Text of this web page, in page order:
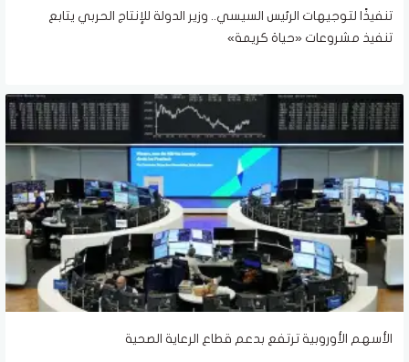
تنفيذًا لتوجيهات الرئيس السيسي.. وزير الدولة للإنتاج الحربي يتابع
تنفيذ مشروعات «حياة كريمة»
الأسهم الأوروبية ترتفع بدعم قطاع الرعاية الصحية